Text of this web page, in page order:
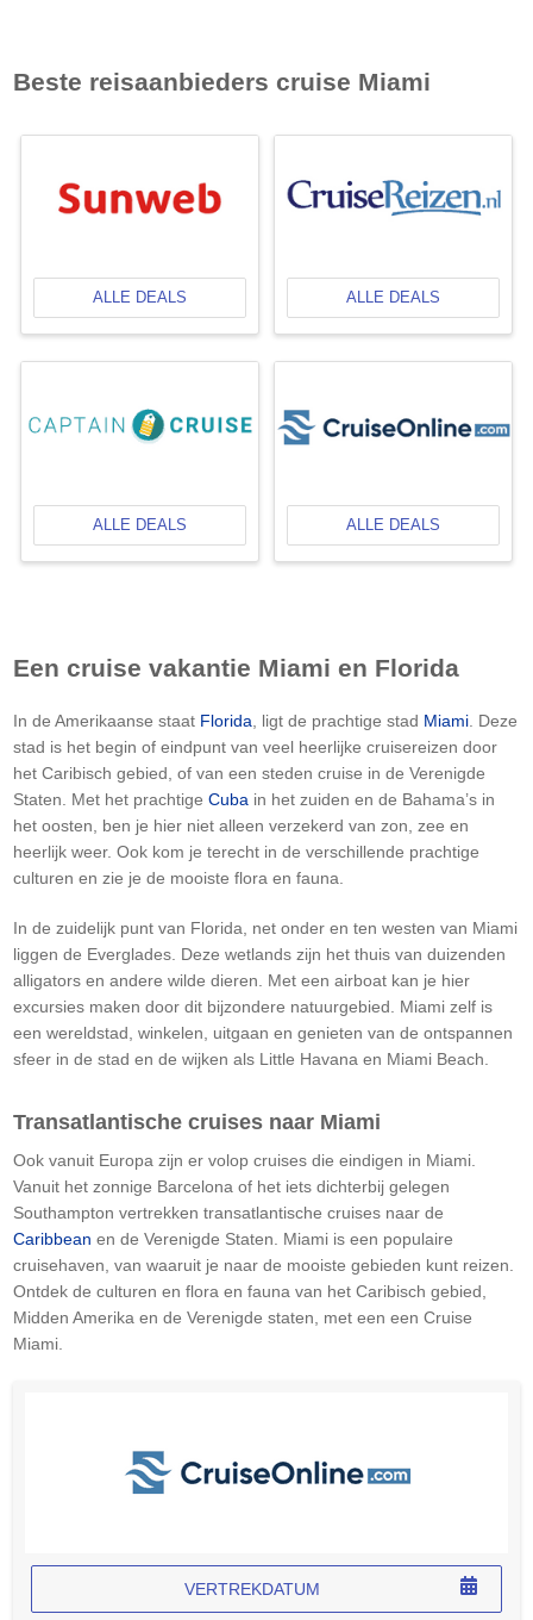
Beste reisaanbieders cruise Miami
ALLE DEALS ALLE DEALS
ALLE DEALS ALLE DEALS
Een cruise vakantie Miami en Florida
In de Amerikaanse staat Florida , ligt de prachtige stad Miami . Deze
stad is het begin of eindpunt van veel heerlijke cruisereizen door
het Caribisch gebied, of van een steden cruise in de Verenigde
Staten. Met het prachtige Cuba in het zuiden en de Bahama’s in
het oosten, ben je hier niet alleen verzekerd van zon, zee en
heerlijk weer. Ook kom je terecht in de verschillende prachtige
culturen en zie je de mooiste flora en fauna.
In de zuidelijk punt van Florida, net onder en ten westen van Miami
liggen de Everglades. Deze wetlands zijn het thuis van duizenden
alligators en andere wilde dieren. Met een airboat kan je hier
excursies maken door dit bijzondere natuurgebied. Miami zelf is
een wereldstad, winkelen, uitgaan en genieten van de ontspannen
sfeer in de stad en de wijken als Little Havana en Miami Beach.
Transatlantische cruises naar Miami
Ook vanuit Europa zijn er volop cruises die eindigen in Miami.
Vanuit het zonnige Barcelona of het iets dichterbij gelegen
Southampton vertrekken transatlantische cruises naar de
Caribbean en de Verenigde Staten. Miami is een populaire
cruisehaven, van waaruit je naar de mooiste gebieden kunt reizen.
Ontdek de culturen en flora en fauna van het Caribisch gebied,
Midden Amerika en de Verenigde staten, met een een Cruise
Miami.
VERTREKDATUM